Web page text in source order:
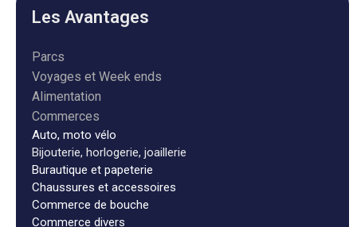
Jusqu'à -20%
Avec Toody